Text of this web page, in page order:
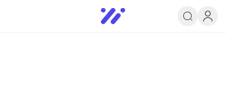
Infoedu
Ta&#039;lim xabarlari va